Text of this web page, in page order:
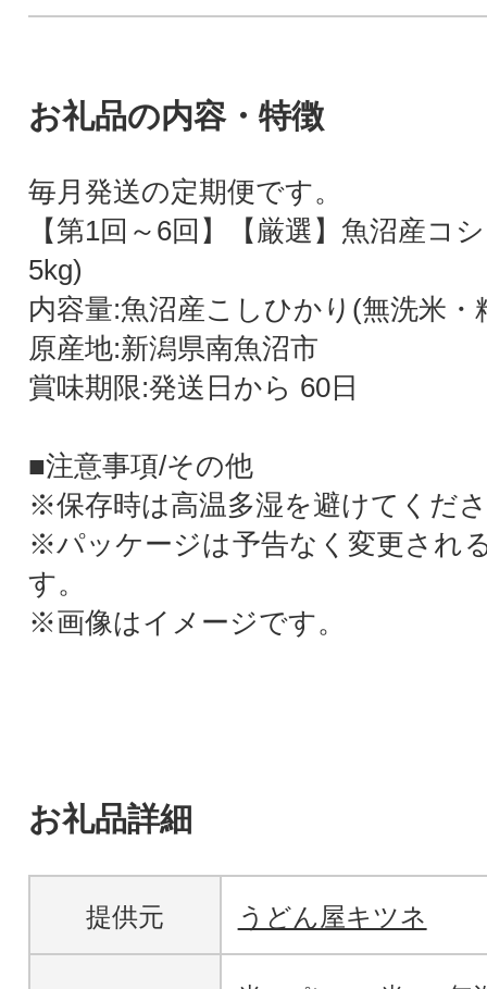
お礼品の内容・特徴
毎月発送の定期便です。
【第1回～6回】【厳選】魚沼産コ
5kg)
内容量:魚沼産こしひかり(無洗米
原産地:新潟県南魚沼市
賞味期限:発送日から 60日
■注意事項/その他
※保存時は高温多湿を避けてくだ
※パッケージは予告なく変更され
す。
※画像はイメージです。
お礼品詳細
提供元 うどん屋キツネ